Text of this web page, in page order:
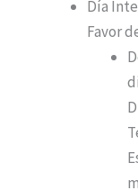
Día
Favor